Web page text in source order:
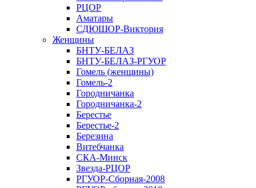
РЦОР
Аматары
СДЮШОР-Виктория
Женщины
БНТУ-БЕЛАЗ
БНТУ-БЕЛАЗ-РГУОР
Гомель (женщины)
Гомель-2
Городничанка
Городничанка-2
Берестье
Берестье-2
Березина
Витебчанка
СКА-Минск
Звезда-РЦОР
РГУОР-Сборная-2008